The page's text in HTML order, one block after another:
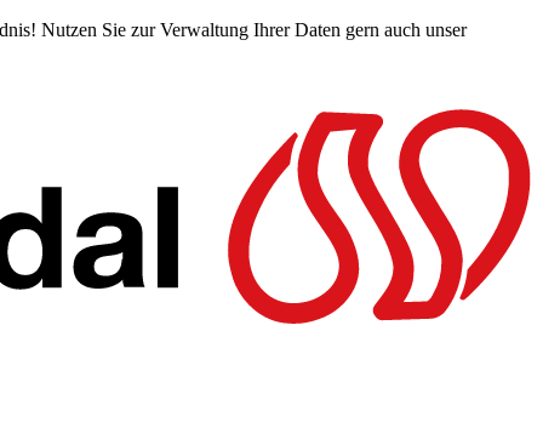
Nutzen Sie zur Verwaltung Ihrer Daten gern auch unser